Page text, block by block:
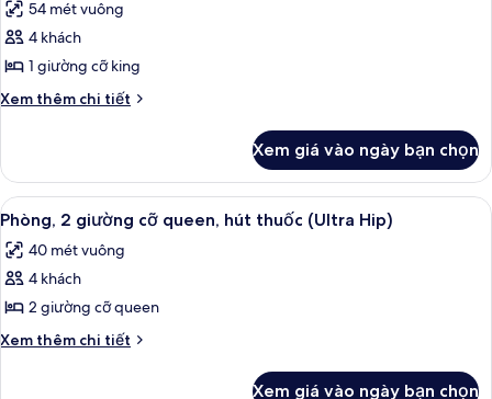
(Ultra
Resort)
queen,
không
thuốc
(Ultra
Resort)
cả
ảnh
Phòng,
1
king,
không
hút
thuốc
(Ultra
Resort)
54 mét vuông
4 khách
1 giường cỡ king
Xem thêm chi tiết
Chi
Phòng,
giường
king,
không
thuốc
(Ultra
Resort)
Xem giá vào ngày bạn chọn
Xem
tất
cả
ảnh
Phòng,
2
Bộ đồ giường cao cấp, két bảo mật
6
Phòng, 2 giường cỡ queen, hút thuốc (Ultra Hip)
40 mét vuông
4 khách
2 giường cỡ queen
Xem thêm chi tiết
Chi
Xem giá vào ngày bạn chọn